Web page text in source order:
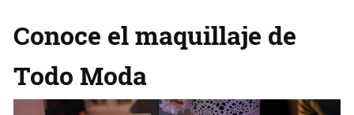
Conoce el maquillaje de
Todo Moda